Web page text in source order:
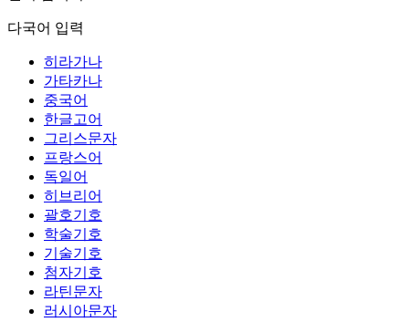
다국어 입력
히라가나
가타카나
중국어
한글고어
그리스문자
프랑스어
독일어
히브리어
괄호기호
학술기호
기술기호
첨자기호
라틴문자
러시아문자